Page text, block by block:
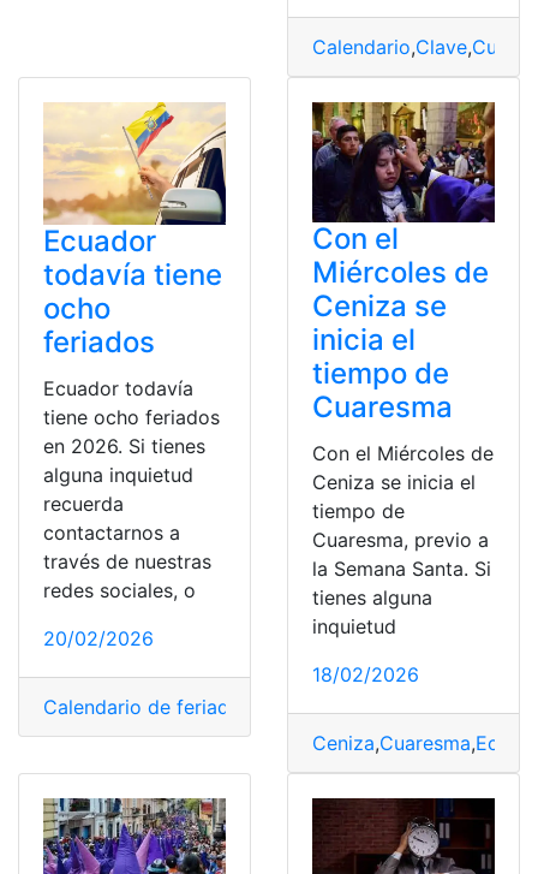
Calendario,Clave,
Ecuador
todavía tiene
ocho
feriados
Ecuador todavía
tiene ocho feriados
en 2026. Si tienes
alguna inquietud
recuerda
contactarnos a
través de nuestras
redes sociales, o
20/02/2026
Calendario de feriados
Con el
Miércoles de
Ceniza se
inicia el
tiempo de
Cuaresma
Con el Miércoles de
Ceniza se inicia el
tiempo de
Cuaresma, previo a
la Semana Santa. Si
tienes alguna
inquietud
18/02/2026
Ceniza,Cuaresma,